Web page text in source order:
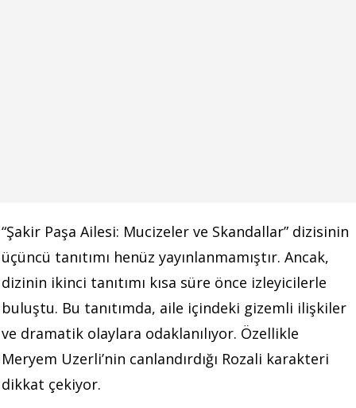
“Şakir Paşa Ailesi: Mucizeler ve Skandallar” dizisinin
üçüncü tanıtımı henüz yayınlanmamıştır. Ancak,
dizinin ikinci tanıtımı kısa süre önce izleyicilerle
buluştu. Bu tanıtımda, aile içindeki gizemli ilişkiler
ve dramatik olaylara odaklanılıyor. Özellikle
Meryem Uzerli’nin canlandırdığı Rozali karakteri
dikkat çekiyor.